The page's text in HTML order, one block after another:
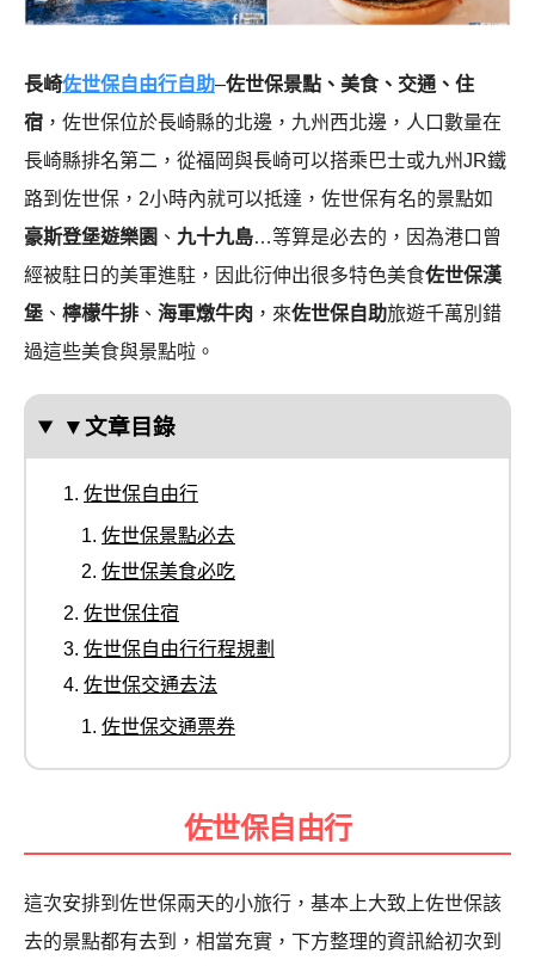
長崎佐世保自由行自助–佐世保景點、美食、交通、住
宿 ，佐世保位於長崎縣的北邊，九州西北邊，人口數量在
長崎縣排名第二，從福岡與長崎可以搭乘巴士或九州JR鐵
路到佐世保，2小時內就可以抵達，佐世保有名的景點如
豪斯登堡遊樂園 、 九十九島…等算是必去的，因為港口曾
經被駐日的美軍進駐，因此衍伸出很多特色美食佐世保漢
堡 、 檸檬牛排 、 海軍燉牛肉 ，來佐世保自助旅遊千萬別錯
過這些美食與景點啦。
▼文章目錄
佐世保自由行
佐世保景點必去
佐世保美食必吃
佐世保住宿
佐世保自由行行程規劃
佐世保交通去法
佐世保交通票券
佐世保自由行
這次安排到佐世保兩天的小旅行，基本上大致上佐世保該
去的景點都有去到，相當充實，下方整理的資訊給初次到